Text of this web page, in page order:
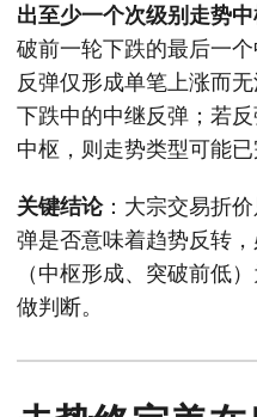
出至少一个次级别走势
破前一轮下跌的最后一
反弹仅形成单笔上涨而
下跌中的中继反弹；若
中枢，则走势类型可能已
关键结论：大宗交易折
弹是否意味着趋势反转
（中枢形成、突破前低
做判断。